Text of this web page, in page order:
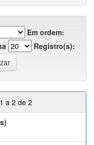
Em ordem:
Registro(s):
a 2 de 2